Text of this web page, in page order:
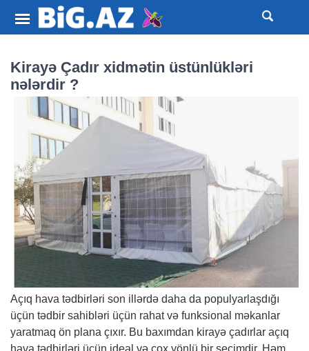
Kirayə Çadır xidmətin üstünlükləri
nələrdir ?
Açıq hava tədbirləri son illərdə daha da populyarlaşdığı
üçün tədbir sahibləri üçün rahat və funksional məkanlar
yaratmaq ön plana çıxır. Bu baxımdan kirayə çadırlar açıq
hava tədbirləri üçün ideal və çox yönlü bir seçimdir. Həm